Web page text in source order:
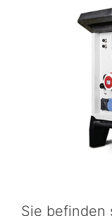
Sie befinden